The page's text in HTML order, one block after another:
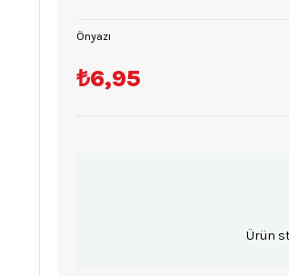
Önyazı
₺6,95
Ürün